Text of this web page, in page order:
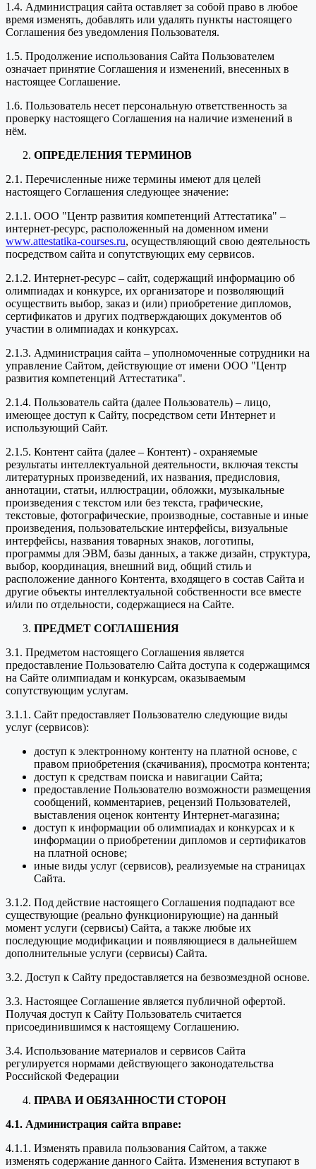
1.4. Администрация сайта оставляет за собой право в любое
время изменять, добавлять или удалять пункты настоящего
Соглашения без уведомления Пользователя.
1.5. Продолжение использования Сайта Пользователем
означает принятие Соглашения и изменений, внесенных в
настоящее Соглашение.
1.6. Пользователь несет персональную ответственность за
проверку настоящего Соглашения на наличие изменений в
нём.
ОПРЕДЕЛЕНИЯ ТЕРМИНОВ
2.1. Перечисленные ниже термины имеют для целей
настоящего Соглашения следующее значение:
2.1.1. ООО "Центр развития компетенций Аттестатика" –
интернет-ресурс, расположенный на доменном имени
www.attestatika-courses.ru, осуществляющий свою деятельность
посредством сайта и сопутствующих ему сервисов.
2.1.2. Интернет-ресурс – сайт, содержащий информацию об
олимпиадах и конкурсе, их организаторе и позволяющий
осуществить выбор, заказ и (или) приобретение дипломов,
сертификатов и других подтверждающих документов об
участии в олимпиадах и конкурсах.
2.1.3. Администрация сайта – уполномоченные сотрудники на
управление Сайтом, действующие от имени ООО "Центр
развития компетенций Аттестатика".
2.1.4. Пользователь сайта (далее Пользователь) – лицо,
имеющее доступ к Сайту, посредством сети Интернет и
использующий Сайт.
2.1.5. Контент сайта (далее – Контент) - охраняемые
результаты интеллектуальной деятельности, включая тексты
литературных произведений, их названия, предисловия,
аннотации, статьи, иллюстрации, обложки, музыкальные
произведения с текстом или без текста, графические,
текстовые, фотографические, производные, составные и иные
произведения, пользовательские интерфейсы, визуальные
интерфейсы, названия товарных знаков, логотипы,
программы для ЭВМ, базы данных, а также дизайн, структура,
выбор, координация, внешний вид, общий стиль и
расположение данного Контента, входящего в состав Сайта и
другие объекты интеллектуальной собственности все вместе
и/или по отдельности, содержащиеся на Сайте.
ПРЕДМЕТ СОГЛАШЕНИЯ
3.1. Предметом настоящего Соглашения является
предоставление Пользователю Сайта доступа к содержащимся
на Сайте олимпиадам и конкурсам, оказываемым
сопутствующим услугам.
3.1.1. Сайт предоставляет Пользователю следующие виды
услуг (сервисов):
доступ к электронному контенту на платной основе, с
правом приобретения (скачивания), просмотра контента;
доступ к средствам поиска и навигации Сайта;
предоставление Пользователю возможности размещения
сообщений, комментариев, рецензий Пользователей,
выставления оценок контенту Интернет-магазина;
доступ к информации об олимпиадах и конкурсах и к
информации о приобретении дипломов и сертификатов
на платной основе;
иные виды услуг (сервисов), реализуемые на страницах
Сайта.
3.1.2. Под действие настоящего Соглашения подпадают все
существующие (реально функционирующие) на данный
момент услуги (сервисы) Сайта, а также любые их
последующие модификации и появляющиеся в дальнейшем
дополнительные услуги (сервисы) Сайта.
3.2. Доступ к Сайту предоставляется на безвозмездной основе.
3.3. Настоящее Соглашение является публичной офертой.
Получая доступ к Сайту Пользователь считается
присоединившимся к настоящему Соглашению.
3.4. Использование материалов и сервисов Сайта
регулируется нормами действующего законодательства
Российской Федерации
ПРАВА И ОБЯЗАННОСТИ СТОРОН
4.1. Администрация сайта вправе:
4.1.1. Изменять правила пользования Сайтом, а также
изменять содержание данного Сайта. Изменения вступают в